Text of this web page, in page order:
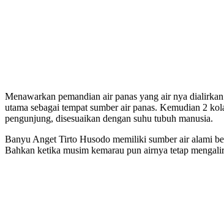
Menawarkan pemandian air panas yang air nya
utama sebagai tempat sumber air panas. Kemudian 2
pengunjung, disesuaikan dengan suhu tubuh manusia.
Banyu Anget Tirto Husodo memiliki sumber air alami
Bahkan ketika musim kemarau pun airnya tetap